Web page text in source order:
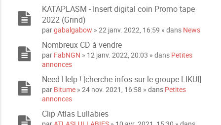
e
KATAPLASM - Insert digital coin Promo tape
2022 (Grind)
pargabalgabow » 22 janv. 2022, 16:59 » dans News
Nombreux CD à vendre
par FabNGN » 12 janv. 2022, 20:03 » dans Petites
annonces
Need Help ! [cherche infos sur le groupe LIKUI]
par Bitume » 24 nov. 2021, 16:58 » dans Petites
annonces
Clip Atlas Lullabies